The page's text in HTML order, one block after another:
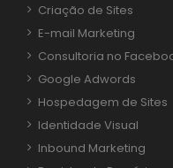
Criação de Sites
E-mail Marketing
Consultoria no
Google Adwords
Hospedagem de Sites
Identidade Visual
Inbound Marketing